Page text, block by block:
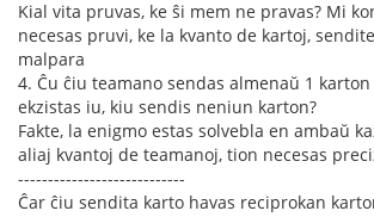
Kial vita pruvas, ke ŝi mem ne pravas? Mi
necesas pruvi, ke la kvanto de kartoj,
malpara
4. Ĉu ĉiu teamano sendas almenaŭ 1
ekzistas iu, kiu sendis neniun karton?
Fakte, la enigmo estas solvebla en ambaŭ
aliaj kvantoj de teamanoj, tion necesas
----------------------------
Ĉar ĉiu sendita karto havas reciprokan